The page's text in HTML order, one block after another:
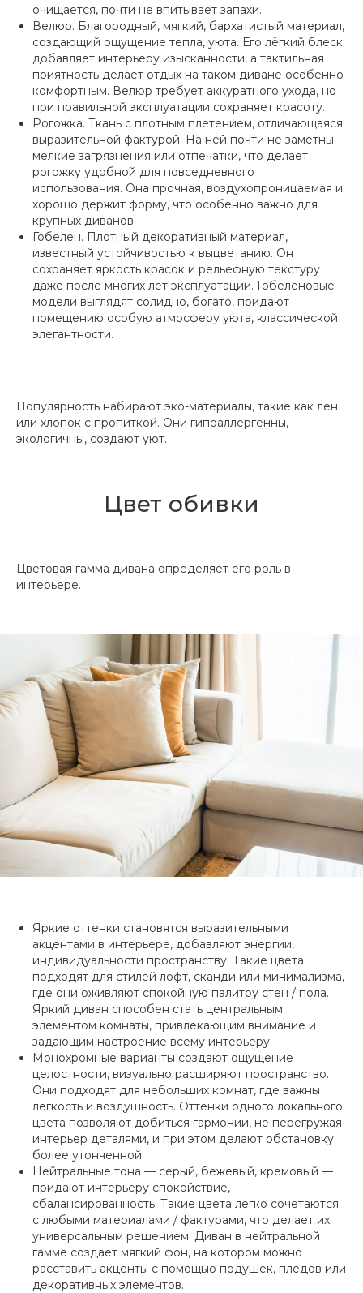
очищается, почти не впитывает запахи.
Велюр. Благородный, мягкий, бархатистый материал,
создающий ощущение тепла, уюта. Его лёгкий блеск
добавляет интерьеру изысканности, а тактильная
приятность делает отдых на таком диване особенно
комфортным. Велюр требует аккуратного ухода, но
при правильной эксплуатации сохраняет красоту.
Рогожка. Ткань с плотным плетением, отличающаяся
выразительной фактурой. На ней почти не заметны
мелкие загрязнения или отпечатки, что делает
рогожку удобной для повседневного
использования. Она прочная, воздухопроницаемая и
хорошо держит форму, что особенно важно для
крупных диванов.
Гобелен. Плотный декоративный материал,
известный устойчивостью к выцветанию. Он
сохраняет яркость красок и рельефную текстуру
даже после многих лет эксплуатации. Гобеленовые
модели выглядят солидно, богато, придают
помещению особую атмосферу уюта, классической
элегантности.
Популярность набирают эко-материалы, такие как лён
или хлопок с пропиткой. Они гипоаллергенны,
экологичны, создают уют.
Цвет обивки
Цветовая гамма дивана определяет его роль в
интерьере.
Яркие оттенки становятся выразительными
акцентами в интерьере, добавляют энергии,
индивидуальности пространству. Такие цвета
подходят для стилей лофт, сканди или минимализма,
где они оживляют спокойную палитру стен / пола.
Яркий диван способен стать центральным
элементом комнаты, привлекающим внимание и
задающим настроение всему интерьеру.
Монохромные варианты создают ощущение
целостности, визуально расширяют пространство.
Они подходят для небольших комнат, где важны
легкость и воздушность. Оттенки одного локального
цвета позволяют добиться гармонии, не перегружая
интерьер деталями, и при этом делают обстановку
более утонченной.
Нейтральные тона — серый, бежевый, кремовый —
придают интерьеру спокойствие,
сбалансированность. Такие цвета легко сочетаются
с любыми материалами / фактурами, что делает их
универсальным решением. Диван в нейтральной
гамме создает мягкий фон, на котором можно
расставить акценты с помощью подушек, пледов или
декоративных элементов.